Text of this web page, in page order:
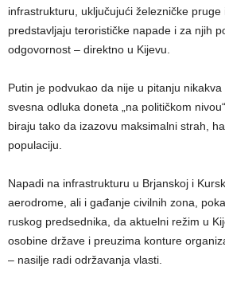
infrastrukturu, uključujući železničke pruge
predstavljaju terorističke napade i za njih
odgovornost – direktno u Kijevu.
Putin je podvukao da nije u pitanju
svesna odluka doneta „na političkom
biraju tako da izazovu maksimalni strah,
populaciju.
Napadi na infrastrukturu u Brjanskoj i
aerodrome, ali i gađanje civilnih zona,
ruskog predsednika, da aktuelni režim u
osobine države i preuzima konture
– nasilje radi održavanja vlasti.